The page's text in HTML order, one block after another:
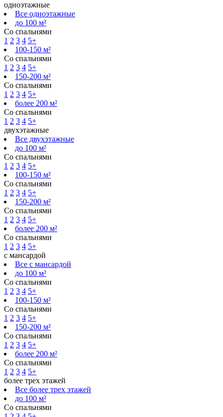
одноэтажные
Все одноэтажные
до 100 м²
Со спальнями
1 2 3 4 5+
100-150 м²
Со спальнями
1 2 3 4 5+
150-200 м²
Со спальнями
1 2 3 4 5+
более 200 м²
Со спальнями
1 2 3 4 5+
двухэтажные
Все двухэтажные
до 100 м²
Со спальнями
1 2 3 4 5+
100-150 м²
Со спальнями
1 2 3 4 5+
150-200 м²
Со спальнями
1 2 3 4 5+
более 200 м²
Со спальнями
1 2 3 4 5+
с мансардой
Все с мансардой
до 100 м²
Со спальнями
1 2 3 4 5+
100-150 м²
Со спальнями
1 2 3 4 5+
150-200 м²
Со спальнями
1 2 3 4 5+
более 200 м²
Со спальнями
1 2 3 4 5+
более трех этажей
Все более трех этажей
до 100 м²
Со спальнями